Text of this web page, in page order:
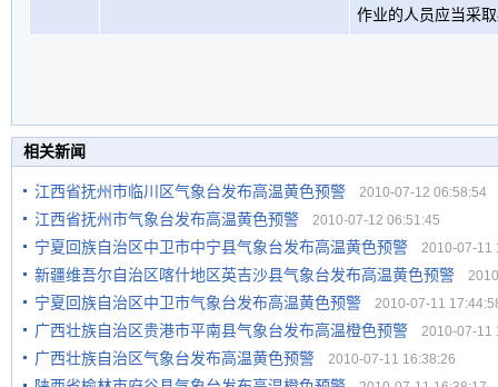
作业的人员应当采
相关新闻
江西省抚州市临川区气象台发布高温黄色预警 2010-07-12 06:58:54
江西省抚州市气象台发布高温黄色预警 2010-07-12 06:51:45
宁夏回族自治区中卫市中宁县气象台发布高温黄色预警 2010-07-11
新疆维吾尔自治区喀什地区英吉沙县气象台发布高温黄色预警
宁夏回族自治区中卫市气象台发布高温黄色预警 2010-07-11
广西壮族自治区贵港市平南县气象台发布高温橙色预警 2010-07-11
广西壮族自治区气象台发布高温黄色预警 2010-07-11 16:38:26